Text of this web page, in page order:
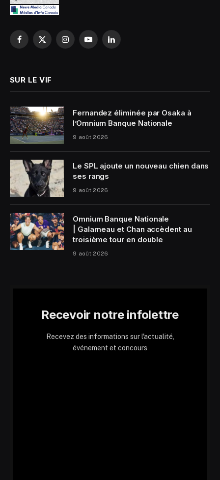
Facebook
X
InstagramYouTubeLinkedIn
SUR LE VIF
Fernandez éliminée par Osaka à
l’Omnium Banque Nationale
9 août 2026
Le SPL ajoute un nouveau chien dans
ses rangs
9 août 2026
Omnium Banque Nationale
| Galarneau et Chan accèdent au
troisième tour en double
9 août 2026
Recevoir notre infolettre
Recevez des informations sur l'actualité,
événement et concours